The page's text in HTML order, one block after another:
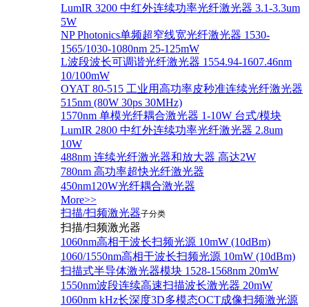
LumIR 3200 中红外连续功率光纤激光器 3.1-3.3um
5W
NP Photonics单频超窄线宽光纤激光器 1530-
1565/1030-1080nm 25-125mW
L波段波长可调谐光纤激光器 1554.94-1607.46nm
10/100mW
OYAT 80-515 工业用高功率皮秒准连续光纤激光器
515nm (80W 30ps 30MHz)
1570nm 单模光纤耦合激光器 1-10W 台式/模块
LumIR 2800 中红外连续功率光纤激光器 2.8um
10W
488nm 连续光纤激光器和放大器 高达2W
780nm 高功率超快光纤激光器
450nm120W光纤耦合激光器
More>>
扫描/扫频激光器子分类
扫描/扫频激光器
1060nm高相干波长扫频光源 10mW (10dBm)
1060/1550nm高相干波长扫频光源 10mW (10dBm)
扫描式半导体激光器模块 1528-1568nm 20mW
1550nm波段连续高速扫描波长激光器 20mW
1060nm kHz长深度3D多模态OCT成像扫频激光源